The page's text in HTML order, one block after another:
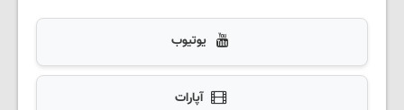
یوتیوب
آپارات